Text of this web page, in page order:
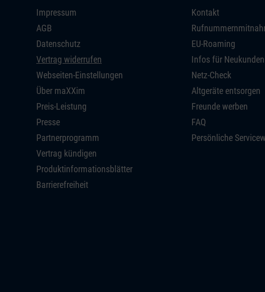
Impressum
AGB
Datenschutz
Vertrag widerrufen
Webseiten-Einstellungen
Über maXXim
Preis-Leistung
Presse
Partnerprogramm
Vertrag kündigen
Produktinformationsblätter
Barrierefreiheit
Kontakt
EU-Roaming
Infos für Neukunden
Netz-Check
Altgeräte entsorgen
Freunde werben
FAQ
Persönliche